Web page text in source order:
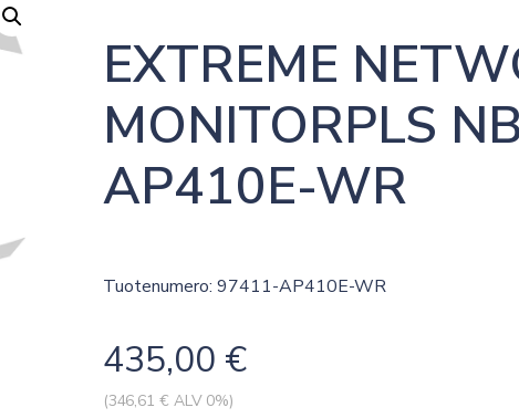
EXTREME
MONITORPLS
AP410E-WR
Tuotenumero: 97411-AP410E-WR
435,00 €
(346,61 € ALV 0%)